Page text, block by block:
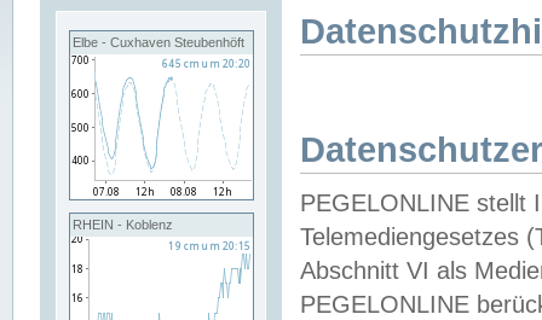
Elbe - Cuxhaven Steubenhöft
RHEIN - Koblenz
PEGELONLINE stellt
Telemediengesetzes
Abschnitt VI als
PEGELONLINE